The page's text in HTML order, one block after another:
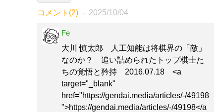
コメント(2) 2025/10/04
Fe
大川 慎太郎 人工知能は将棋界の「敵」
なのか？ 追い詰められたトップ棋士た
ちの覚悟と矜持 2016.07.18 <a
target="_blank"
href="https://gendai.media/articles/-/49198
">https://gendai.media/articles/-/49198</a